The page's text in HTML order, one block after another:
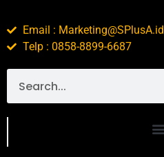
Email : Marketing@SPlusA.id
Telp : 0858-8899-6687